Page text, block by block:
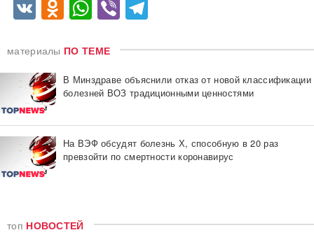
VK Odnoklassniki
WhatsApp
Viber
материалы ПО ТЕМЕ
В Минздраве объяснили отказ от новой классификации
болезней ВОЗ традиционными ценностями
На ВЭФ обсудят болезнь Х, способную в 20 раз
превзойти по смертности коронавирус
топ НОВОСТЕЙ